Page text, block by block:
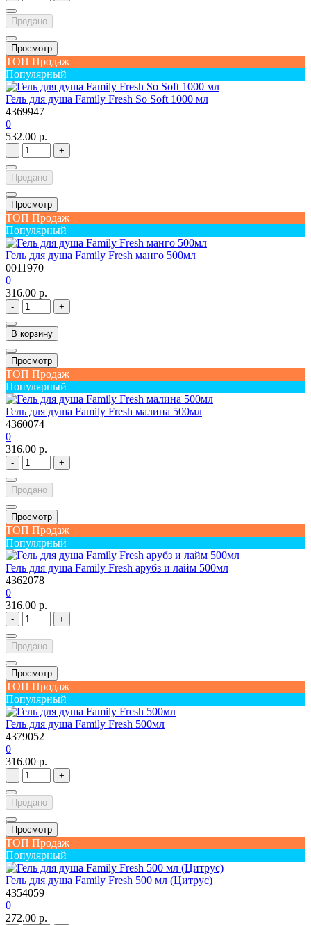
Продано
Просмотр
ТОП Продаж
Популярный
Гель для душа Family Fresh So Soft 1000 мл
4369947
0
532.00 р.
- +
Продано
Просмотр
ТОП Продаж
Популярный
Гель для душа Family Fresh манго 500мл
0011970
0
316.00 р.
- +
В корзину
Просмотр
ТОП Продаж
Популярный
Гель для душа Family Fresh малина 500мл
4360074
0
316.00 р.
- +
Продано
Просмотр
ТОП Продаж
Популярный
Гель для душа Family Fresh арубз и лайм 500мл
4362078
0
316.00 р.
- +
Продано
Просмотр
ТОП Продаж
Популярный
Гель для душа Family Fresh 500мл
4379052
0
316.00 р.
- +
Продано
Просмотр
ТОП Продаж
Популярный
Гель для душа Family Fresh 500 мл (Цитрус)
4354059
0
272.00 р.